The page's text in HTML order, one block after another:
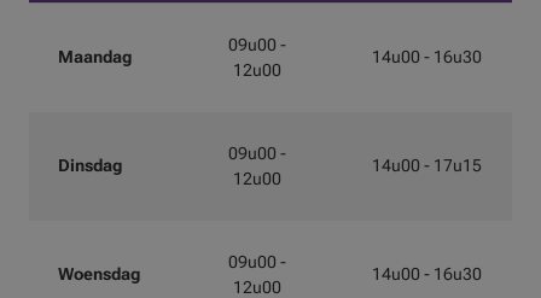
Maandag
09u00 -
12u00
14u00 - 16u30
Dinsdag
09u00 -
12u00
14u00 - 17u15
Woensdag
09u00 -
12u00
14u00 - 16u30